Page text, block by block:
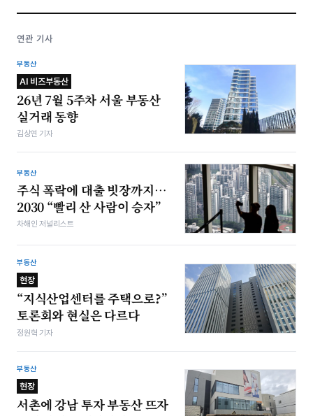
연관 기사
부동산
AI 비즈부동산
26년 7월 5주차 서울 부동산
실거래 동향
김상연 기자
부동산
주식 폭락에 대출 빗장까지…
2030 “빨리 산 사람이 승자”
차해인 저널리스트
부동산
현장
“지식산업센터를 주택으로?”
토론회와 현실은 다르다
정원혁 기자
부동산
현장
서촌에 강남 투자 부동산 뜨자